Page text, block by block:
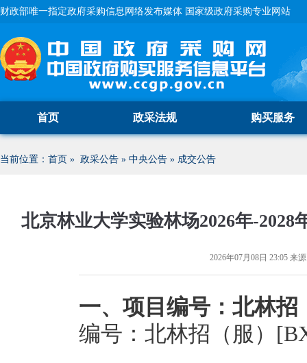
财政部唯一指定政府采购信息网络发布媒体 国家级政府采购专业网站
首页 政采法规 购买服务
当前位置： 首页 » 政采公告 » 中央公告 » 成交公告
北京林业大学实验林场2026年-
2026年07月08日 23:05 来
一、项目编号：北林招
编号：北林招（服）